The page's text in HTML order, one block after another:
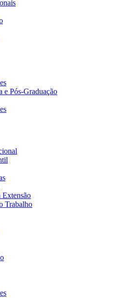
e Pós-Graduação
Extensão
Trabalho